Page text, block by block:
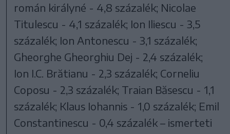
román királyné - 4,8 százalék; Nicolae
Titulescu - 4,1 százalék; Ion Iliescu - 3,5
százalék; Ion Antonescu - 3,1 százalék;
Gheorghe Gheorghiu Dej - 2,4 százalék;
Ion I.C. Brătianu - 2,3 százalék; Corneliu
Coposu - 2,3 százalék; Traian Băsescu - 1,1
százalék; Klaus Iohannis - 1,0 százalék; Emil
Constantinescu - 0,4 százalék – ismerteti